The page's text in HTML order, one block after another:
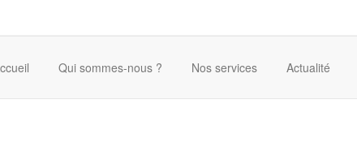
Qui sommes-nous ? Nos services Actualité